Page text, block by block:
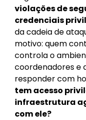
violações de
credenciais
da cadeia de
motivo: quem
controla o
coordenadores e
responder com
tem acesso
infraestrutura
com ele?